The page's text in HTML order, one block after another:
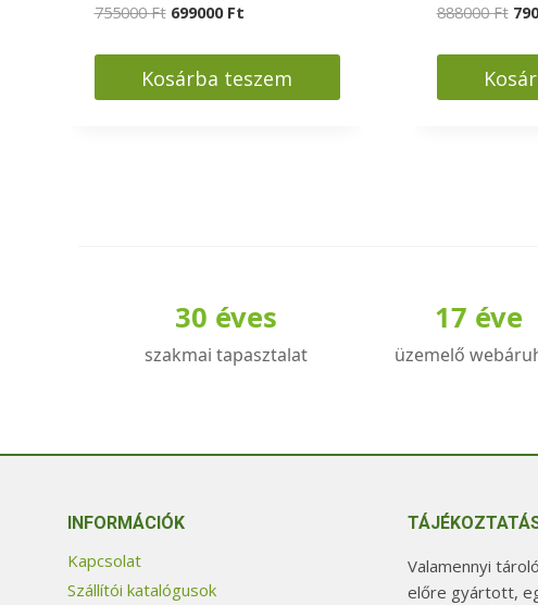
755000Ft Original
was:
755000 Ft.
699000 FtCurrent
is:
699000 Ft.
Kosárba teszem
888000Ft
30 éves
szakmai tapasztalat
17 éve
üzemelő
INFORMÁCIÓK
Kapcsolat
Szállítói katalógusok
Valamennyi
előre gyártott,